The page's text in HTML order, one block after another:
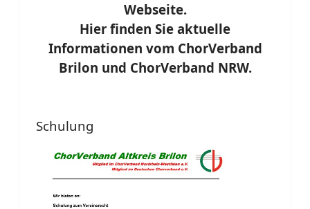
Webseite.
Hier finden Sie aktuelle
Informationen vom ChorVerband
Brilon und ChorVerband NRW.
Schulung